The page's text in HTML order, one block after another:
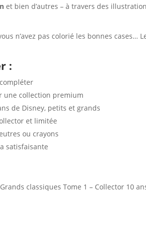
et bien d’autres – à travers des
n’avez pas colorié les bonnes cases…
:
une collection premium
de Disney, petits et grands
et limitée
ou crayons
satisfaisante
classiques Tome 1 – Collector 10